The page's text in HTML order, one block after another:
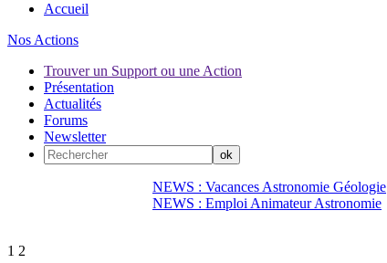
Accueil
Nos Actions
Trouver un Support ou une Action
Présentation
Actualités
Forums
Newsletter
NEWS : Vacances Astronomie Géologie
NEWS : Emploi Animateur Astronomie
1 2